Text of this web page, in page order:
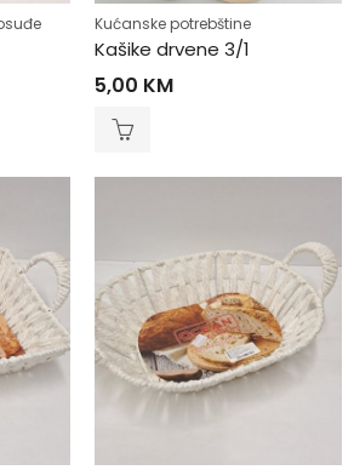
Kućanske potrebštine
Kašike drvene 3/1
5,00 KM